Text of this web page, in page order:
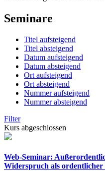
Seminare
Titel aufsteigend
Titel absteigend
Datum aufsteigend
Datum absteigend
Ort aufsteigend
Ort absteigend
Nummer aufsteigend
Nummer absteigend
Filter
Kurs abgeschlossen
Web-Seminar:
Widerspruch als ordentlicher